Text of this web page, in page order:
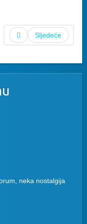
Sljedeće
neka nostalgija